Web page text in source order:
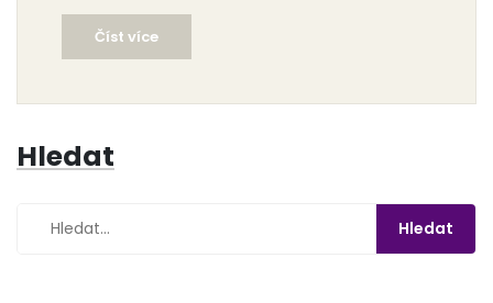
HHC je, jak se HHC blunty vyrábějí a jak fungují. Zjistíte
také, jaké jsou výhody a nevýhody HHC bluntu a jak je
můžete bezpečně konzumovat.
Číst více
Hledat